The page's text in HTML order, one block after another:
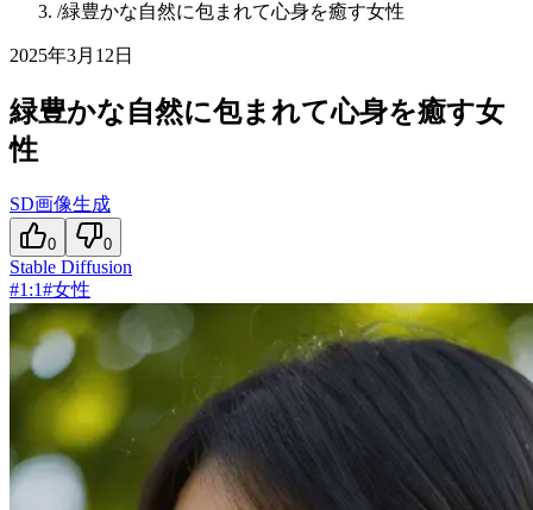
/緑豊かな自然に包まれて心身を癒す女性
2025年3月12日
緑豊かな自然に包まれて心身を癒す女
性
SD画像生成
0 0
Stable Diffusion
#1:1#女性